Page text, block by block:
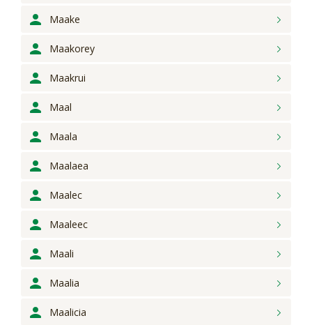
Maake
Maakorey
Maakrui
Maal
Maala
Maalaea
Maalec
Maaleec
Maali
Maalia
Maalicia